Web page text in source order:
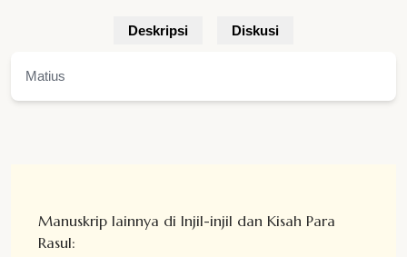
Deskripsi Diskusi
Matius
Manuskrip lainnya di Injil-injil dan Kisah Para
Rasul: